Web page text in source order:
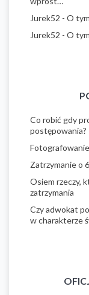
Jurek52 - O
Jurek52 - O
Co robić gdy
postępowania?
Zatrzymanie o
Osiem rzeczy,
zatrzymania
Czy adwokat
w charakterze